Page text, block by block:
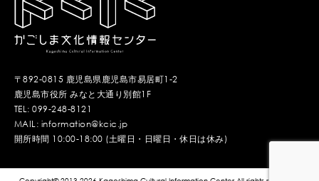
〒892-0815 鹿児島県鹿児島市易居町1-2
鹿児島市役所 みなと大通り別館1F
TEL: 099-248-8121
MAIL: information@kcic.jp
開所時間 10:00-18:00 (土曜日・日曜日・休日は休み)